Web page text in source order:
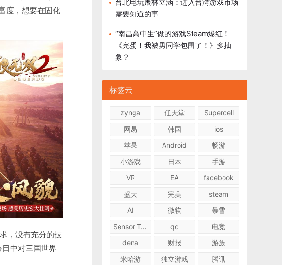
度，想要在固化
，没有充分的技
中对三国世界
台北电玩展林立涵：进入台湾游戏市场
需要知道的事
“南昌高中生”做的游戏Steam爆红！
《完蛋！我被男同学包围了！》多抽
象？
标签云
zynga 任天堂
Supercell
网易
韩国
ios
苹果
Android
畅游
小游戏
日本
手游
VR
EA
facebook
盛大
完美
steam
AI
微软
暴雪
Sensor Tower
qq
电竞
dena
财报
游族
米哈游
独立游戏 腾讯